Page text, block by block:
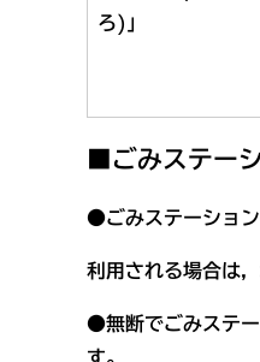
ろ)」
■ごみステー
●ごみステーション
利用される場合は
●無断でごみステー
す。